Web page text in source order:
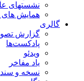
نشستهای
همایش های
گالری
گزارش
پادکست‌ها
ویدئو
یاد مفاخر
نسخه و سند